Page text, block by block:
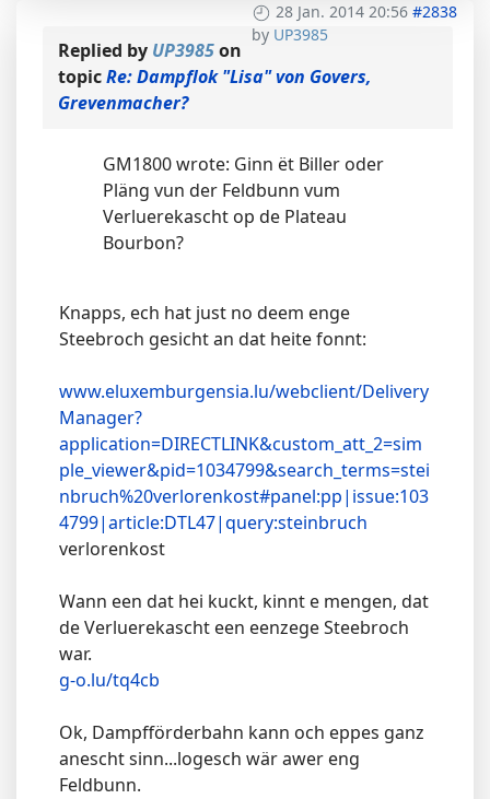
28 Jan. 2014 20:56 #2838
by UP3985
Replied by UP3985on
topicRe: Dampflok "Lisa" von Govers,
Grevenmacher?
GM1800 wrote: Ginn ët Biller oder
Pläng vun der Feldbunn vum
Verluerekascht op de Plateau
Bourbon?
Knapps, ech hat just no deem enge
Steebroch gesicht an dat heite fonnt:
www.eluxemburgensia.lu/webclient/Delivery
Manager?
application=DIRECTLINK&custom_att_2=sim
ple_viewer&pid=1034799&search_terms=stei
nbruch%20verlorenkost#panel:pp|issue:103
4799|article:DTL47|query:steinbruch
verlorenkost
Wann een dat hei kuckt, kinnt e mengen, dat
de Verluerekascht een eenzege Steebroch
war.
g-o.lu/tq4cb
Ok, Dampfförderbahn kann och eppes ganz
anescht sinn...logesch wär awer eng
Feldbunn.